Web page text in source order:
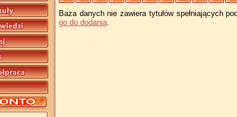
Baza danych nie zawiera tytułów spełniających
go do dodania.